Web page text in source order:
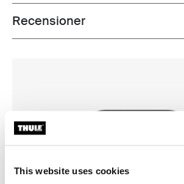
This website uses cookies
Toggle overview
Recensioner